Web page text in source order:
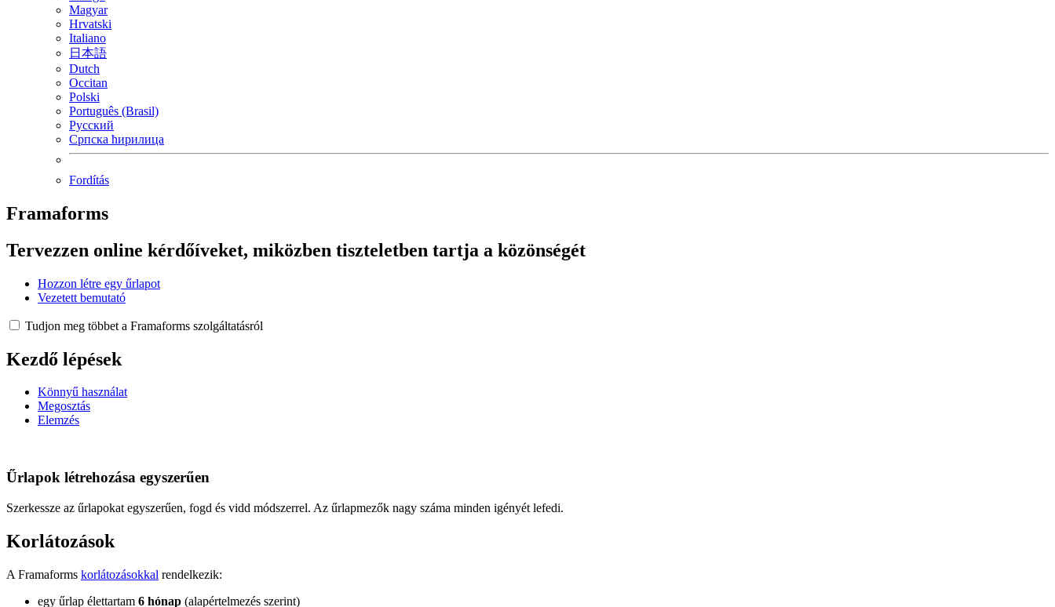
Magyar
Hrvatski
Italiano
日本語
Dutch
Occitan
Polski
Português (Brasil)
Русский
Српска ћирилица
Fordítás
Framaforms
Tervezzen online kérdőíveket, miközben tiszteletben tartja a közönségét
Hozzon létre egy űrlapot
Vezetett bemutató
Tudjon meg többet a Framaforms szolgáltatásról
Kezdő lépések
Könnyű használat
Megosztás
Elemzés
Űrlapok létrehozása egyszerűen
Szerkessze az űrlapokat egyszerűen, fogd és vidd módszerrel. Az űrlapmezők nagy száma minden igényét lefedi.
Korlátozások
A Framaforms korlátozásokkal rendelkezik:
egy űrlap élettartam 6 hónap (alapértelmezés szerint)